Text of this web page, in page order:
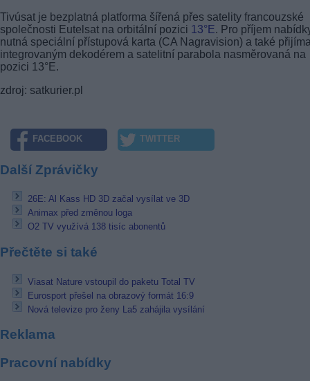
Tivúsat je bezplatná platforma šířená přes satelity francouzské
společnosti Eutelsat na orbitální pozici 13°E. Pro příjem
nutná speciální přístupová karta (CA Nagravision) a také
integrovaným dekodérem a satelitní parabola nasměrovaná na
pozici 13°E.
zdroj: satkurier.pl
FACEBOOK TWITTER
Další Zprávičky
26E: Al Kass HD 3D začal vysílat ve 3D
Animax před změnou loga
O2 TV využívá 138 tisíc abonentů
Přečtěte si také
Viasat Nature vstoupil do paketu Total TV
Eurosport přešel na obrazový formát 16:9
Nová televize pro ženy La5 zahájila vysílání
Reklama
Pracovní nabídky